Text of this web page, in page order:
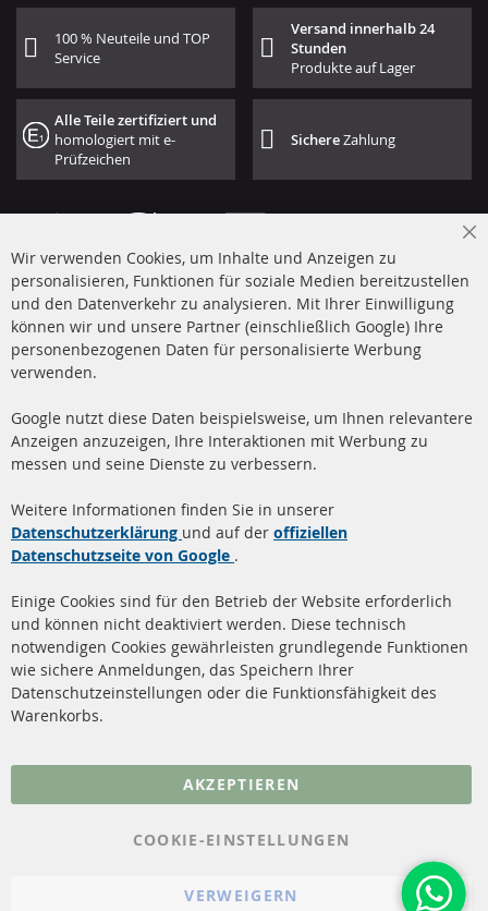
100 % Neuteile und TOP
Service
Versand innerhalb 24
Stunden
Produkte auf Lager
Alle Teile zertifiziert und
homologiert mit e-
Prüfzeichen
SichereZahlung
+49 (0) 4533 799 00 0
Mo-Do: 09-17 Uhr, Fr 09-16 Uhr
info@contra-automotive.de
facebook
instagram
Quick Links
Dieselpartikelfilter (DPF)
Dieselpartikelfilter
Katalysator (KAT)
Sensoren
FAQ
Kundenservice
Über uns
Versandkosten
Kontakt
Vertrag widerrufen
Wir verwenden Cookies, um Inhalte und Anzeigen zu
personalisieren, Funktionen für soziale Medien bereitzustellen
und den Datenverkehr zu analysieren. Mit Ihrer Einwilligung
können wir und unsere Partner (einschließlich Google) Ihre
personenbezogenen Daten für personalisierte Werbung
verwenden.
Google nutzt diese Daten beispielsweise, um Ihnen relevantere
Anzeigen anzuzeigen, Ihre Interaktionen mit Werbung zu
messen und seine Dienste zu verbessern.
Weitere Informationen finden Sie in unserer
Datenschutzerklärung und auf der offiziellen
Datenschutzseite von Google .
Einige Cookies sind für den Betrieb der Website erforderlich
und können nicht deaktiviert werden. Diese technisch
notwendigen Cookies gewährleisten grundlegende Funktionen
wie sichere Anmeldungen, das Speichern Ihrer
Datenschutzeinstellungen oder die Funktionsfähigkeit des
Warenkorbs.
AKZEPTIEREN
COOKIE-EINSTELLUNGEN
VERWEIGERN